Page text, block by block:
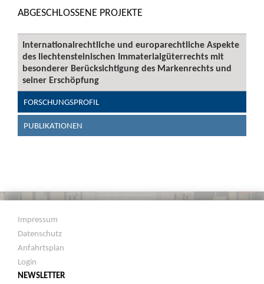
ABGESCHLOSSENE PROJEKTE
Internationalrechtliche und europarechtliche Aspekte
des liechtensteinischen Immaterialgüterrechts mit
besonderer Berücksichtigung des Markenrechts und
seiner Erschöpfung
FORSCHUNGSPROFIL
PUBLIKATIONEN
Impressum
Datenschutz
Anfahrtsplan
Login
NEWSLETTER